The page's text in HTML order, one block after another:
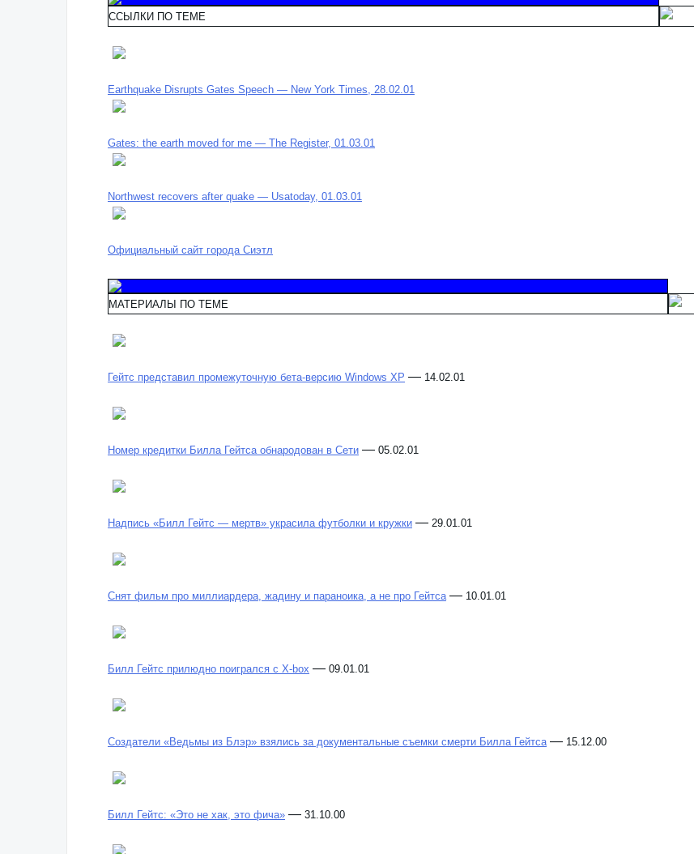
ССЫЛКИ ПО ТЕМЕ
Earthquake Disrupts Gates Speech — New York Times, 28.02.01
Gates: the earth moved for me — The Register, 01.03.01
Northwest recovers after quake — Usatoday, 01.03.01
Официальный сайт города Сиэтл
МАТЕРИАЛЫ ПО ТЕМЕ
Гейтс представил промежуточную бета-версию Windows XP — 14.02.01
Номер кредитки Билла Гейтса обнародован в Сети — 05.02.01
Надпись «Билл Гейтс — мертв» украсила футболки и кружки — 29.01.01
Снят фильм про миллиардера, жадину и параноика, а не про Гейтса — 10.01.01
Билл Гейтс прилюдно поигрался с X-box — 09.01.01
Создатели «Ведьмы из Блэр» взялись за документальные съемки смерти Билла Гейтса — 15.12.00
Билл Гейтс: «Это не хак, это фича» — 31.10.00